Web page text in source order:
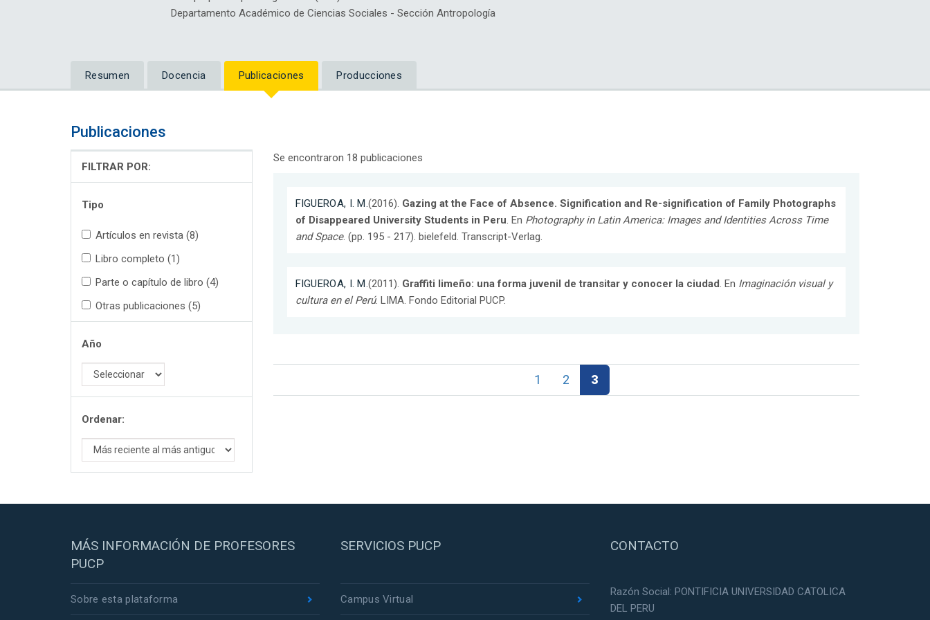
Departamento Académico de Ciencias Sociales - Sección Antropología
Resumen Docencia Publicaciones Producciones
Publicaciones
FILTRAR POR:
Tipo
Artículos en revista (8)
Libro completo (1)
Parte o capítulo de libro (4)
Otras publicaciones (5)
Año
Ordenar:
Se encontraron 18 publicaciones
FIGUEROA, I. M.(2016). Gazing at the Face of Absence. Signification and Re-signification of Family Photographs
of Disappeared University Students in Peru. En Photography in Latin America: Images and Identities Across Time
and Space. (pp. 195 - 217). bielefeld. Transcript-Verlag.
FIGUEROA, I. M.(2011). Graffiti limeño: una forma juvenil de transitar y conocer la ciudad. En Imaginación visual y
cultura en el Perú. LIMA. Fondo Editorial PUCP.
1 2 3
MÁS INFORMACIÓN DE PROFESORES
PUCP
Sobre esta plataforma
SERVICIOS PUCP
Campus Virtual
CONTACTO
Razón Social: PONTIFICIA UNIVERSIDAD CATOLICA
DEL PERU